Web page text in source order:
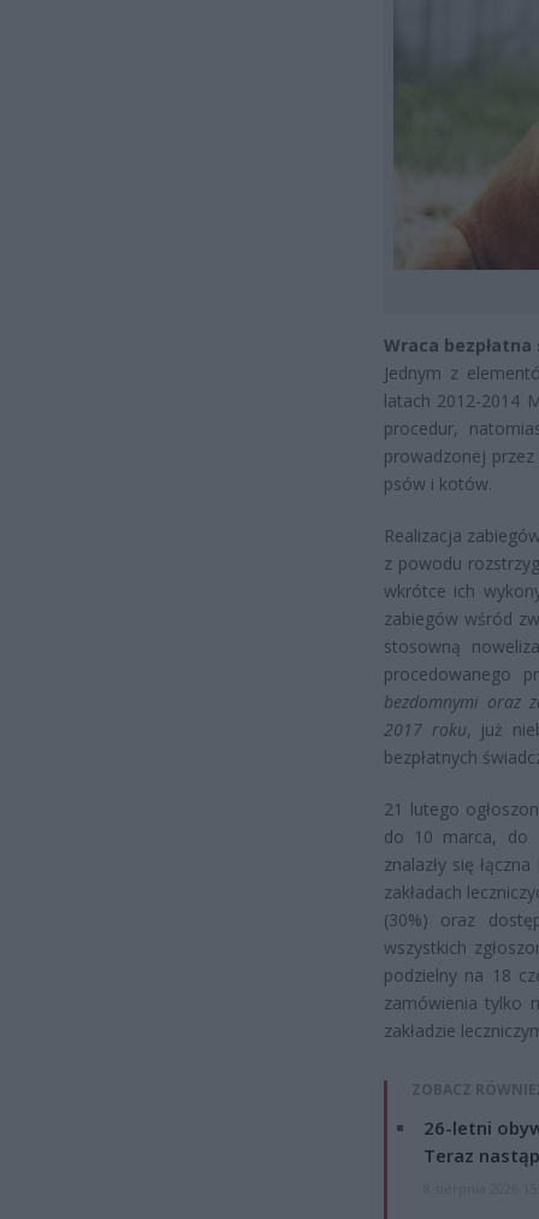
Wraca
Jednym z
latach 2012-2014
procedur,
prowadzonej przez
psów i kotów.
Realizacja
z powodu
wkrótce ich
zabiegów wśród
stosowną
procedowanego
bezdomnymi oraz
2017 roku, już
bezpłatnych
21 lutego
do 10 marca, do
znalazły się
zakładach
(30%) oraz
wszystkich
podzielny na 18
zamówienia tylko
zakładzie
ZOBACZ
26-letni
Teraz